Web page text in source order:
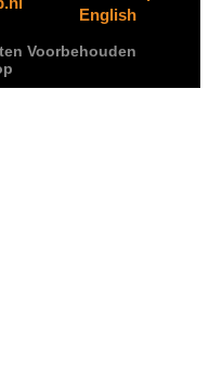
English
Voorbehouden